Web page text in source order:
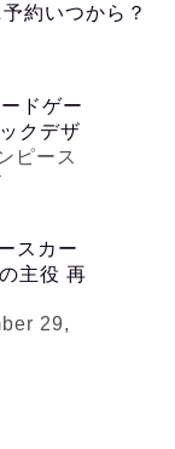
約いつから？
ドゲー
クデザ
ピース
スカー
主役 再
29,